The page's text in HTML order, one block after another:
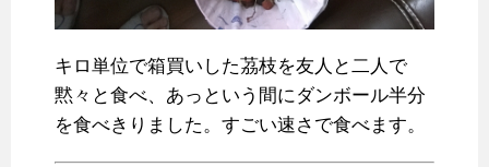
キロ単位で箱買いした茘枝を友人と二人で
黙々と食べ、あっという間にダンボール半分
を食べきりました。すごい速さで食べます。